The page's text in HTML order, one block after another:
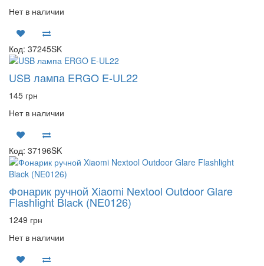
Нет в наличии
Код: 37245SK
USB лампа ERGO E-UL22
145 грн
Нет в наличии
Код: 37196SK
Фонарик ручной Xiaomi Nextool Outdoor Glare
Flashlight Black (NE0126)
1249 грн
Нет в наличии